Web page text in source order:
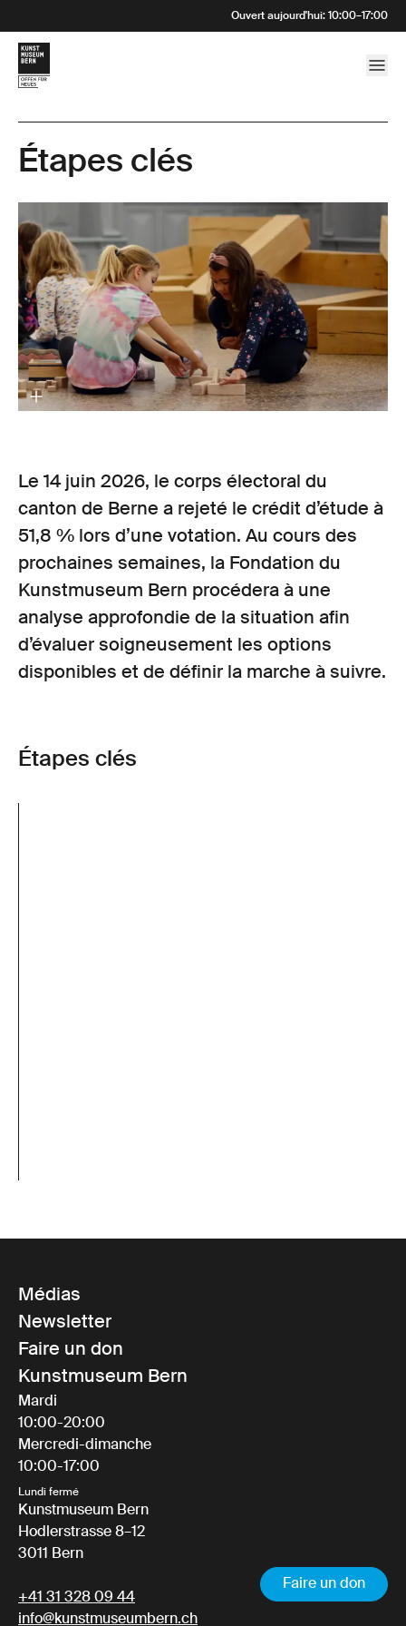
Ouvert aujourd'hui: 10:00–17:00
Étapes clés
Le 14 juin 2026, le corps électoral du
canton de Berne a rejeté le crédit d’étude à
51,8 % lors d’une votation. Au cours des
prochaines semaines, la Fondation du
Kunstmuseum Bern procédera à une
analyse approfondie de la situation afin
d’évaluer soigneusement les options
disponibles et de définir la marche à suivre.
Étapes clés
Faire un don
Mé­di­as
Newsletter
Faire un don
Kunstmuseum Bern
Mardi
10:00-20:00
Mercredi-dimanche
10:00-17:00
Lundi fermé
Kunstmuseum Bern
Hodlerstrasse 8–12
3011 Bern
+41 31 328 09 44
info@kunstmuseumbern.ch